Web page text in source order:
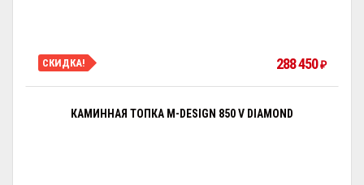
СКИДКА! 288 450 ₽
КАМИННАЯ ТОПКА M-DESIGN 850 V DIAMOND